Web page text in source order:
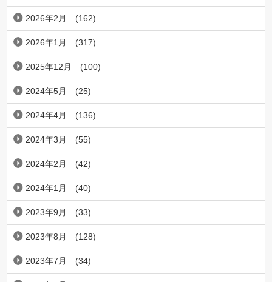
2026年2月 (162)
2026年1月 (317)
2025年12月 (100)
2024年5月 (25)
2024年4月 (136)
2024年3月 (55)
2024年2月 (42)
2024年1月 (40)
2023年9月 (33)
2023年8月 (128)
2023年7月 (34)